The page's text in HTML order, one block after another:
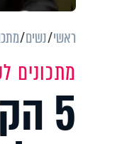
ראשי נשים
מתכונים
5